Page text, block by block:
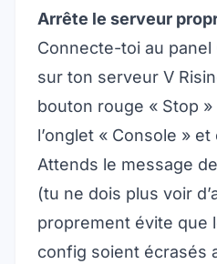
Arrête le serveur
Connecte-toi au
sur ton serveur V
bouton rouge « Stop
l’onglet « Console »
Attends le message
(tu ne dois plus voir
proprement évite que
config soient écrasés